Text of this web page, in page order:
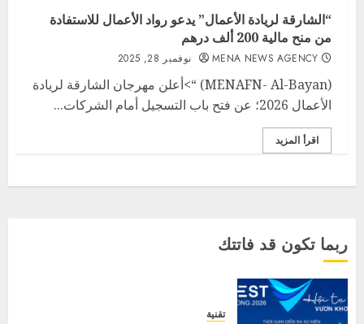
“الشارقة لريادة الأعمال” يدعو رواد الأعمال للاستفادة
من منح مالية 200 ألف درهم
MENA NEWS AGENCY نوفمبر 28, 2025
(MENAFN- Al-Bayan) “>أعلن مهرجان الشارقة لريادة
الأعمال 2026؛ عن فتح باب التسجيل أمام الشركات...
اقرأ المزيد
ربما تكون قد فاتتك
تقنية